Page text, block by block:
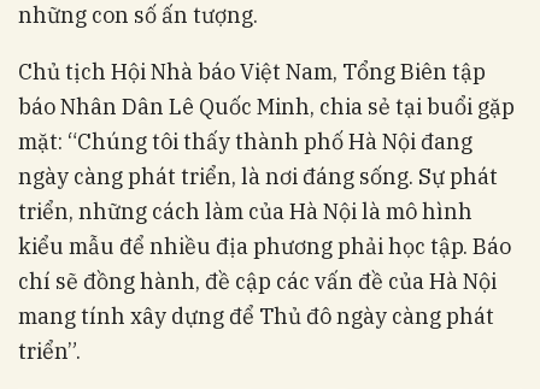
những con số ấn tượng.
Chủ tịch Hội Nhà báo Việt Nam, Tổng Biên tập
báo Nhân Dân Lê Quốc Minh, chia sẻ tại buổi gặp
mặt: “Chúng tôi thấy thành phố Hà Nội đang
ngày càng phát triển, là nơi đáng sống. Sự phát
triển, những cách làm của Hà Nội là mô hình
kiểu mẫu để nhiều địa phương phải học tập. Báo
chí sẽ đồng hành, đề cập các vấn đề của Hà Nội
mang tính xây dựng để Thủ đô ngày càng phát
triển”.